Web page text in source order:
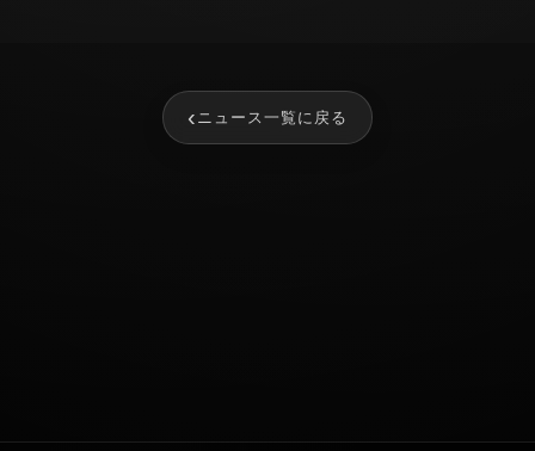
‹ ニュース一覧に戻る